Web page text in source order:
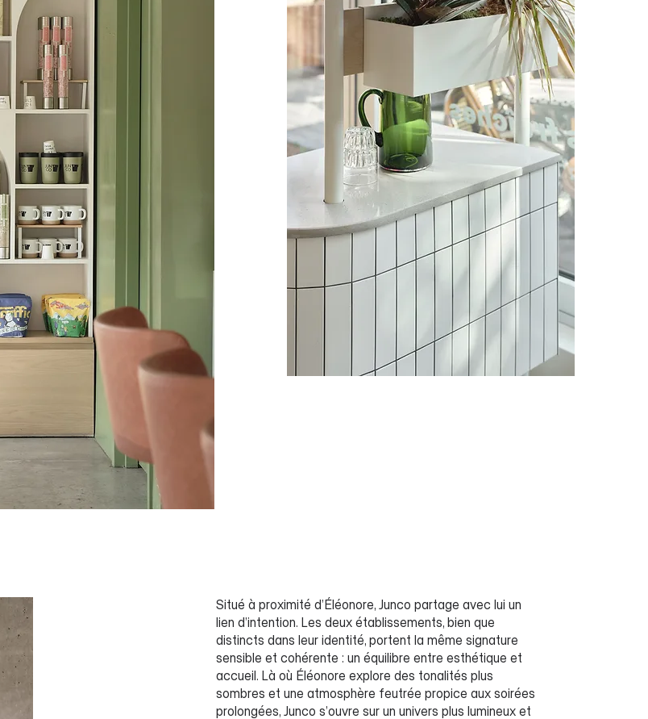
Situé à proximité d’Éléonore, Junco partage avec lui un
lien d’intention. Les deux établissements, bien que
distincts dans leur identité, portent la même signature
sensible et cohérente : un équilibre entre esthétique et
accueil. Là où Éléonore explore des tonalités plus
sombres et une atmosphère feutrée propice aux soirées
prolongées, Junco s’ouvre sur un univers plus lumineux et